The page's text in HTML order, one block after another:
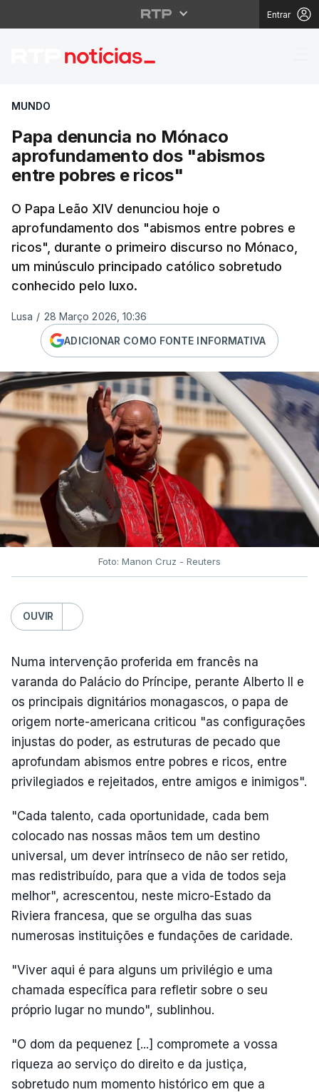
Entrar
Papa denuncia no
MUNDO
Papa denuncia no Mónaco
aprofundamento dos "abismos
entre pobres e ricos"
O Papa Leão XIV denunciou hoje o
aprofundamento dos "abismos entre pobres e
ricos", durante o primeiro discurso no Mónaco,
um minúsculo principado católico sobretudo
conhecido pelo luxo.
Lusa / 28 Março 2026, 10:36
ADICIONAR COMO FONTE INFORMATIVA
Foto: Manon Cruz - Reuters
OUVIR
Numa intervenção proferida em francês na
varanda do Palácio do Príncipe, perante Alberto II e
os principais dignitários monagascos, o papa de
origem norte-americana criticou "as configurações
injustas do poder, as estruturas de pecado que
aprofundam abismos entre pobres e ricos, entre
privilegiados e rejeitados, entre amigos e inimigos".
"Cada talento, cada oportunidade, cada bem
colocado nas nossas mãos tem um destino
universal, um dever intrínseco de não ser retido,
mas redistribuído, para que a vida de todos seja
melhor", acrescentou, neste micro-Estado da
Riviera francesa, que se orgulha das suas
numerosas instituições e fundações de caridade.
"Viver aqui é para alguns um privilégio e uma
chamada específica para refletir sobre o seu
próprio lugar no mundo", sublinhou.
"O dom da pequenez [...] compromete a vossa
riqueza ao serviço do direito e da justiça,
sobretudo num momento histórico em que a